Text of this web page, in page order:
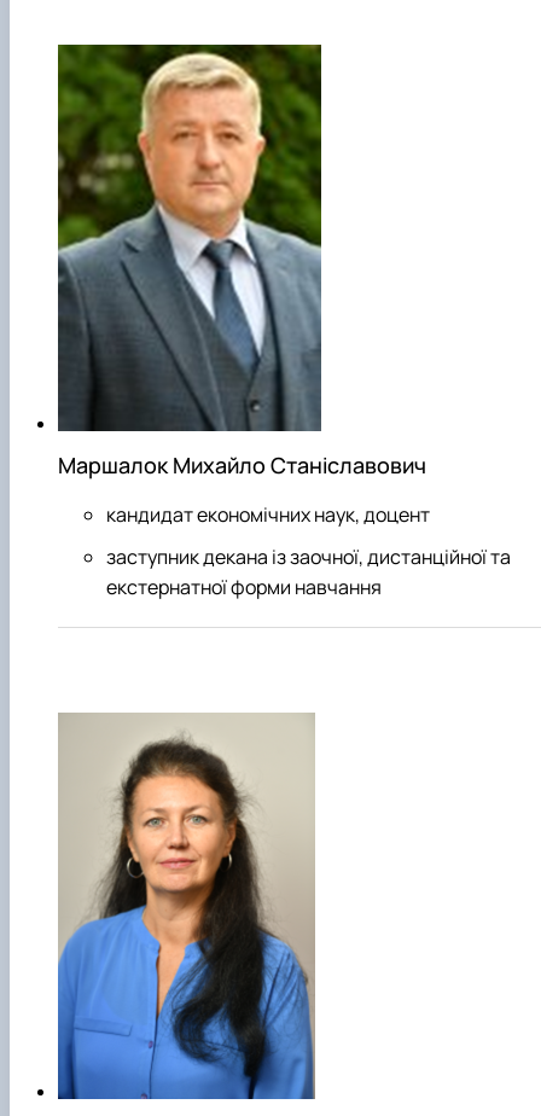
Маршалок Михайло Станіславович
кандидат економічних наук, доцент
заступник декана із заочної, дистанційної та
екстернатної форми навчання